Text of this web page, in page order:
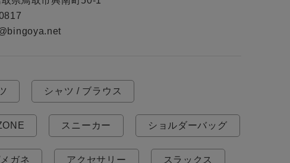
シャツ / ブラウス
スニーカー ショルダーバッグ
ガネ アクセサリー スラックス